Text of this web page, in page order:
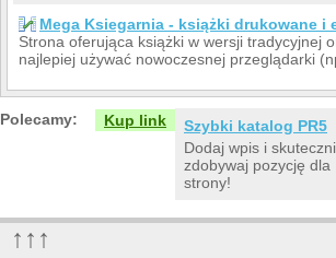
Mega Ksiegarnia - książki drukowane i
Strona oferująca książki w wersji tradycyjnej
najlepiej używać nowoczesnej przeglądarki
Polecamy: Kup link
Szybki katalog PR5
Dodaj wpis i
zdobywaj pozycję dla
strony!
↑↑↑